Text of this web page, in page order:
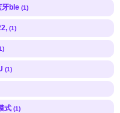
牙ble (1)
(1)
(1)
式 (1)